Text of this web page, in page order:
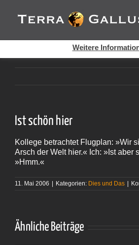
Inhalt
springen
Ist schön hier
Kollege betrachtet Flugplan: »Wir
Arsch der Welt hier.« Ich: »Ist aber
»Hmm.«
11. Mai 2006 | Kategorien: Dies und Das |
Ähnliche Beiträge
Cookies helfen auf auf dieser Seite
Dienste. Durch die Nutzung dieser
Weitere